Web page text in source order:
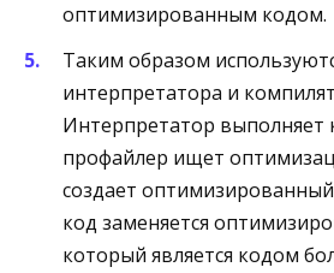
оптимизированным кодом.
Таким образом
интерпретатора и
Интерпретатор выполняет
профайлер ищет
создает
код заменяется
который является кодом